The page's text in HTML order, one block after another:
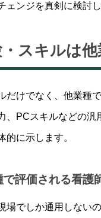
ェンジを真剣に検討
スキルは
だけでなく、他業種
、PCスキルなどの
的に示します。
評価される看護
場でしか通用しない